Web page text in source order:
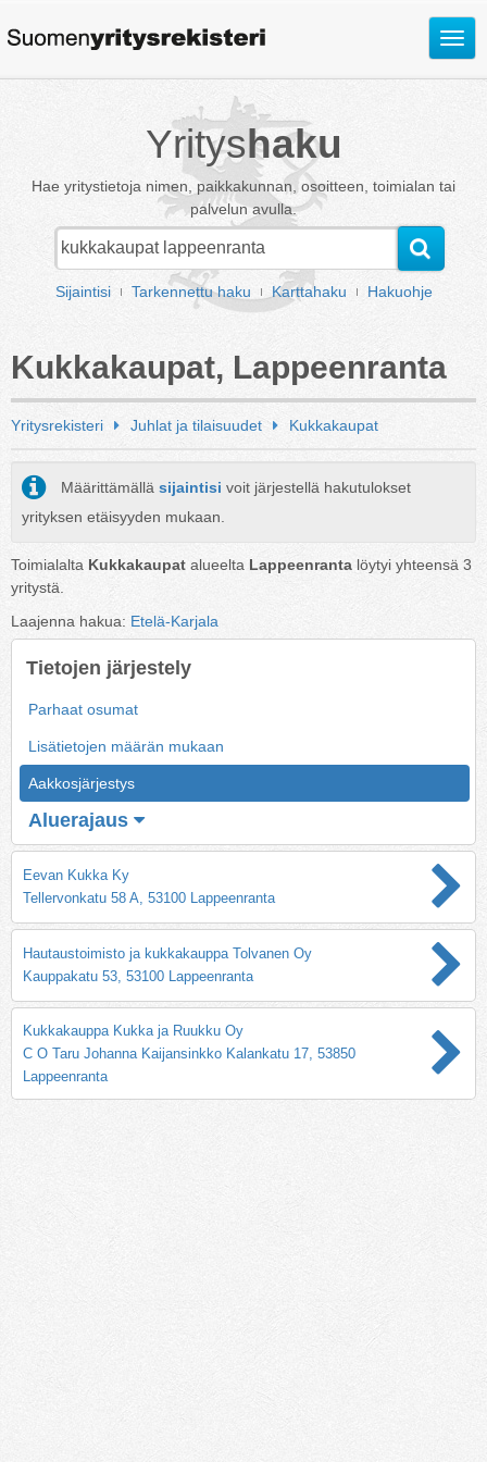
Avaa
Yrityshaku
Hae yritystietoja nimen, paikkakunnan, osoitteen, toimialan tai
palvelun avulla.
Sijaintisi Tarkennettu haku Karttahaku Hakuohje
Kukkakaupat, Lappeenranta
Yritysrekisteri Juhlat ja tilaisuudet Kukkakaupat
Määrittämällä sijaintisi voit järjestellä hakutulokset
yrityksen etäisyyden mukaan.
Toimialalta Kukkakaupat alueelta Lappeenranta löytyi yhteensä 3
yritystä.
Laajenna hakua: Etelä-Karjala
Tietojen järjestely
Parhaat osumat
Lisätietojen määrän mukaan
Aakkosjärjestys
Aluerajaus
Eevan Kukka Ky
Tellervonkatu 58 A, 53100 Lappeenranta
Hautaustoimisto ja kukkakauppa Tolvanen Oy
Kauppakatu 53, 53100 Lappeenranta
Kukkakauppa Kukka ja Ruukku Oy
C O Taru Johanna Kaijansinkko Kalankatu 17, 53850
Lappeenranta